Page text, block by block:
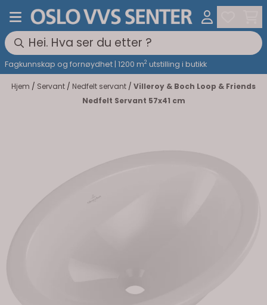
Hopp til innhold
Fagkunnskap og fornøydhet | 1200 m2 utstilling i butikk
Hjem / Servant / Nedfelt servant / Villeroy & Boch Loop & Friends
Nedfelt Servant 57x41 cm